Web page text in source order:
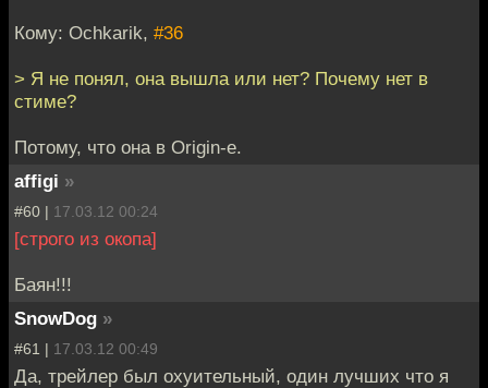
Кому: Ochkarik, #36
> Я не понял, она вышла или нет? Почему нет в
стиме?
Потому, что она в Origin-е.
affigi »
#60 | 17.03.12 00:24
[строго из окопа]
Баян!!!
SnowDog »
#61 | 17.03.12 00:49
Да, трейлер был охуительный, один лучших что я